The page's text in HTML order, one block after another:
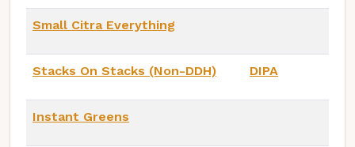
Small Citra Everything
Stacks On Stacks (Non-DDH) DIPA
Instant Greens